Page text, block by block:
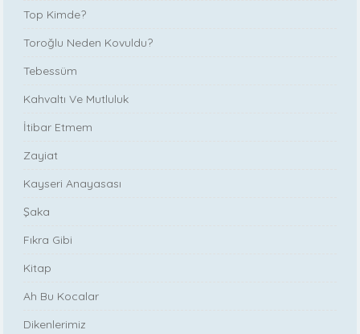
Top Kimde?
Toroğlu Neden Kovuldu?
Tebessüm
Kahvaltı Ve Mutluluk
İtibar Etmem
Zayiat
Kayseri Anayasası
Şaka
Fıkra Gibi
Kitap
Ah Bu Kocalar
Dikenlerimiz